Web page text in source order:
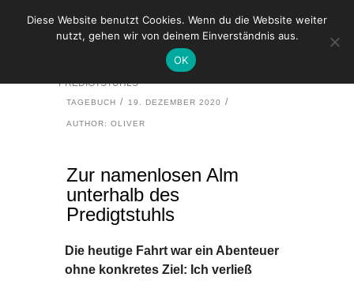
ZUR NAMENLOSEN ALM UNTERHALB DES
PREDIGTSTUHLS
TAGEBUCH 19. DEZEMBER 2020
AUTHOR: OLIVER
Zur namenlosen Alm
unterhalb des
Predigtstuhls
Die heutige Fahrt war ein Abenteuer
ohne konkretes Ziel: Ich verließ
Diese Website benutzt Cookies. Wenn du die Website weiter
nutzt, gehen wir von deinem Einverständnis aus.
OK